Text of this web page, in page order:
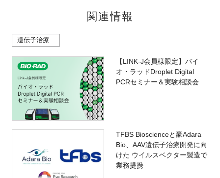
関連情報
遺伝子治療
【LINK-J会員様限定】バイ
オ・ラッドDroplet Digital
PCRセミナー＆実験相談会
TFBS Bioscienceと豪Adara
Bio、AAV遺伝子治療開発に向
けた ウイルスベクター製造で
業務提携